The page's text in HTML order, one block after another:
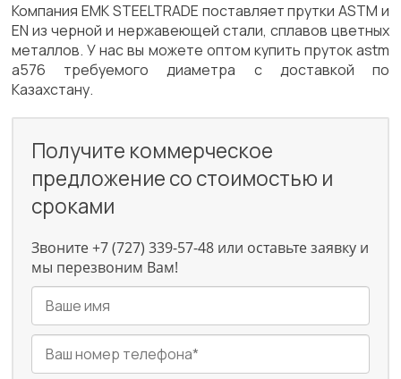
Компания EMK STEELTRADE поставляет прутки ASTM и
EN из черной и нержавеющей стали, сплавов цветных
металлов. У нас вы можете оптом купить пруток astm
a576 требуемого диаметра с доставкой по
Казахстану.
Получите коммерческое
предложение со стоимостью и
сроками
Звоните +7 (727) 339-57-48 или оставьте заявку и
мы перезвоним Вам!